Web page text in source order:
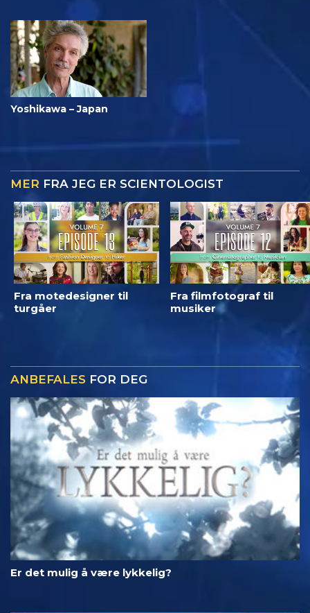
Yoshikawa – Japan
MER FRA JEG ER SCIENTOLOGIST
Fra motedesigner til
turgåer
Fra filmfotograf til
musiker
ANBEFALES FOR DEG
Er det mulig å være lykkelig?